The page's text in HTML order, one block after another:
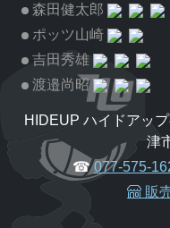
森田健太郎
ポッツ山崎
吉田秀雄
渡邉尚昭
HIDEUP ハイドアッ
津
☎077-575-
販